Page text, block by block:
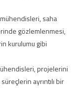
saha
gözlemlenmesi,
kurulumu gibi
projelerini
ayrıntılı bir